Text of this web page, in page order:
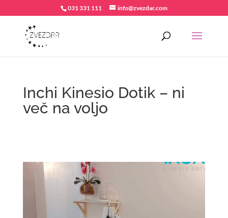
031 331 111 info@zvezdar.com
Inchi Kinesio Dotik – ni
več na voljo